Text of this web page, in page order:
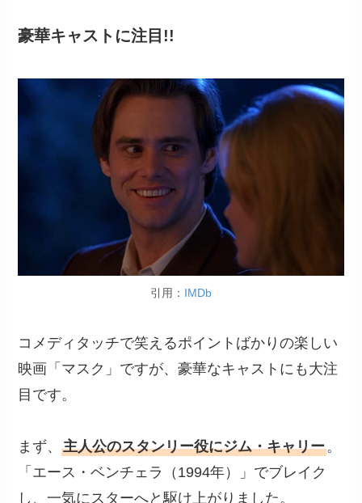
豪華キャストに注目!!
引用： IMDb
コメディタッチで笑えるポイントばかりの楽しい
映画「マスク」ですが、豪華なキャストにも大注
目です。
まず、主人公のスタンリー役にジム・キャリー。
「エース・ベンチェラ（1994年）」でブレイク
し、一気にスターへと駆け上がりました。